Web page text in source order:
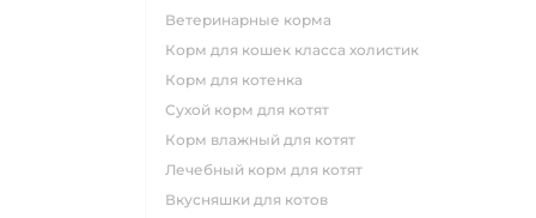
ветеринарные корма
корм для кошек класса холистик
корм для котенка
сухой корм для котят
корм влажный для котят
лечебный корм для котят
вкусняшки для котов